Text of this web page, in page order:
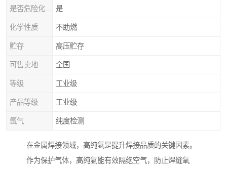
是
化学性质 不助燃
贮存 高压贮存
可售卖地 全国
等级 工业级
产品等级 工业级
氩气 纯度检测
在金属焊接领域，高纯氩是提升焊接品质的关键因素。
作为保护气体，高纯氩能有效隔绝空气，防止焊缝氧